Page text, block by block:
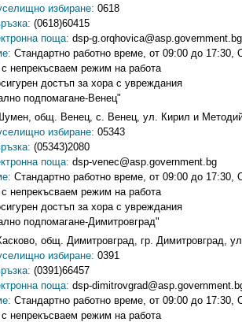
избиране: 0618
(0618)60415
поща: dsp-g.orqhovica@asp.government.bg
Стандартно работно време, от 09:00 до
непрекъсваем режим на работа
достъп за хора с увреждания
подпомагане-Венец"
общ. Венец, с. Венец, ул. Кирил и
избиране: 05343
(05343)2080
поща: dsp-venec@asp.government.bg
Стандартно работно време, от 09:00 до
непрекъсваем режим на работа
достъп за хора с увреждания
подпомагане-Димитровград"
общ. Димитровград, гр. Димитровград,
избиране: 0391
(0391)66457
поща: dsp-
Стандартно работно време, от 09:00 до
непрекъсваем режим на работа